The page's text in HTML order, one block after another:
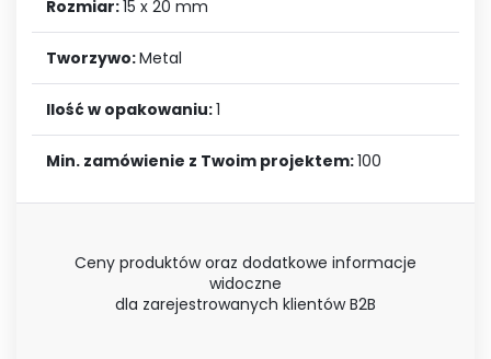
Rozmiar:15 x 20 mm
Tworzywo:Metal
Ilość w opakowaniu:1
Min. zamówienie z Twoim projektem:100
Ceny produktów oraz dodatkowe informacje
widoczne
dla zarejestrowanych klientów B2B